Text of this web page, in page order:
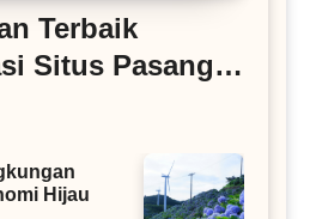
Terbaik
Situs Pasang
Hijau